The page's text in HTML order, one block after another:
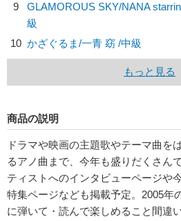
9
GLAMOROUS SKY/NANA
級
10 かざぐるま/一青 窈 /中級
もっと見る
商品の説明
ドラマや映画の主題歌やテーマ曲を
るアノ曲まで、今年も盛りだくさん
ティストへのインタビューページや
特集ページなども掲載予定。2005年
に弾いて・読んで楽しめること間違